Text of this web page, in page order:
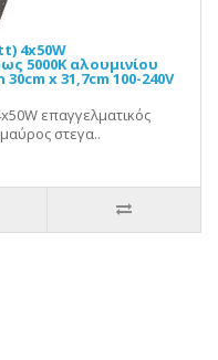
4x50W
5000Κ αλουμινίου
x 31,7cm 100-240V
επαγγελματικός
στεγα..